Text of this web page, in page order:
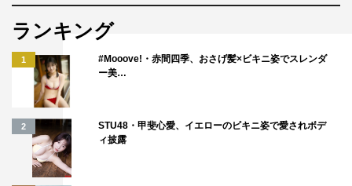
ランキング
1
#Mooove!・赤間四季、おさげ髪×ビキニ姿でスレンダ
ー美…
2
STU48・甲斐心愛、イエローのビキニ姿で愛されボデ
ィ披露